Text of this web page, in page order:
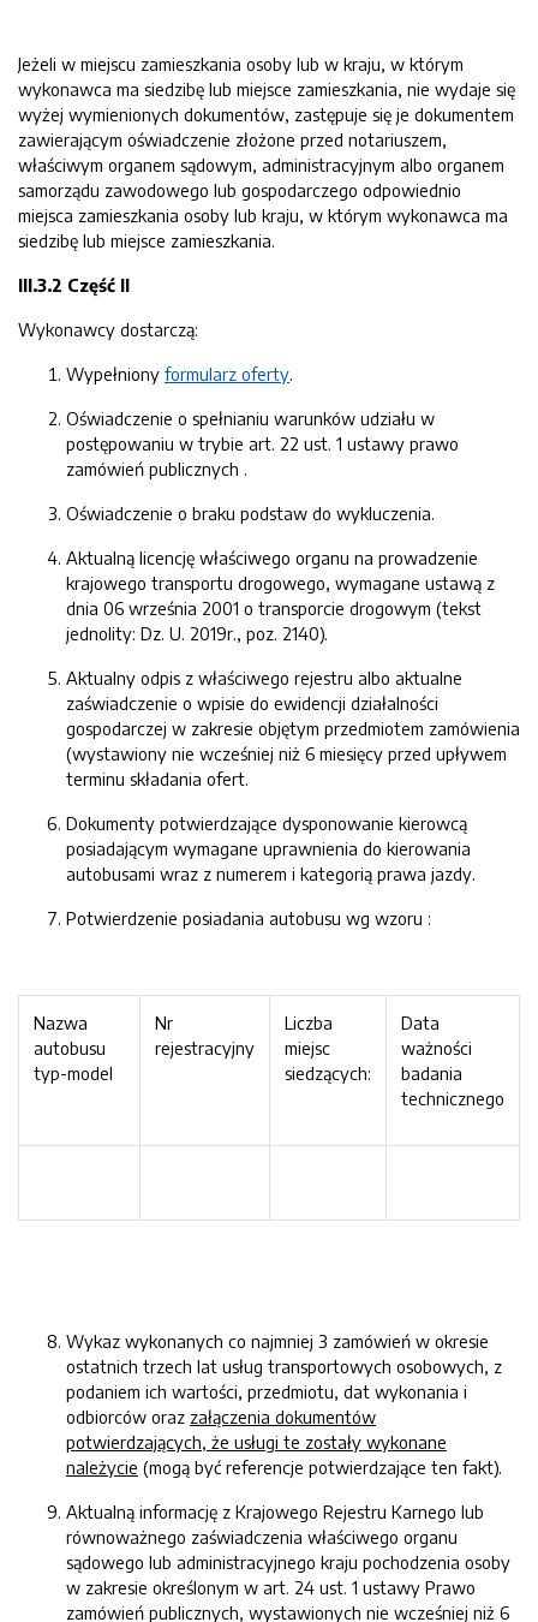
Jeżeli w miejscu zamieszkania osoby lub w kraju, w którym
wykonawca ma siedzibę lub miejsce zamieszkania, nie wydaje się
wyżej wymienionych dokumentów, zastępuje się je dokumentem
zawierającym oświadczenie złożone przed notariuszem,
właściwym organem sądowym, administracyjnym albo organem
samorządu zawodowego lub gospodarczego odpowiednio
miejsca zamieszkania osoby lub kraju, w którym wykonawca ma
siedzibę lub miejsce zamieszkania.
III.3.2 Część II
Wykonawcy dostarczą:
Wypełniony formularz oferty.
Oświadczenie o spełnianiu warunków udziału w
postępowaniu w trybie art. 22 ust. 1 ustawy prawo
zamówień publicznych .
Oświadczenie o braku podstaw do wykluczenia.
Aktualną licencję właściwego organu na prowadzenie
krajowego transportu drogowego, wymagane ustawą z
dnia 06 września 2001 o transporcie drogowym (tekst
jednolity: Dz. U. 2019r., poz. 2140).
Aktualny odpis z właściwego rejestru albo aktualne
zaświadczenie o wpisie do ewidencji działalności
gospodarczej w zakresie objętym przedmiotem zamówienia
(wystawiony nie wcześniej niż 6 miesięcy przed upływem
terminu składania ofert.
Dokumenty potwierdzające dysponowanie kierowcą
posiadającym wymagane uprawnienia do kierowania
autobusami wraz z numerem i kategorią prawa jazdy.
Potwierdzenie posiadania autobusu wg wzoru :
Nazwa
autobusu
typ-model
Nr
rejestracyjny
Liczba
miejsc
siedzących:
Data
ważności
badania
technicznego
Wykaz wykonanych co najmniej 3 zamówień w okresie
ostatnich trzech lat usług transportowych osobowych, z
podaniem ich wartości, przedmiotu, dat wykonania i
odbiorców oraz załączenia dokumentów
potwierdzających, że usługi te zostały wykonane
należycie (mogą być referencje potwierdzające ten fakt).
Aktualną informację z Krajowego Rejestru Karnego lub
równoważnego zaświadczenia właściwego organu
sądowego lub administracyjnego kraju pochodzenia osoby
w zakresie określonym w art. 24 ust. 1 ustawy Prawo
zamówień publicznych, wystawionych nie wcześniej niż 6